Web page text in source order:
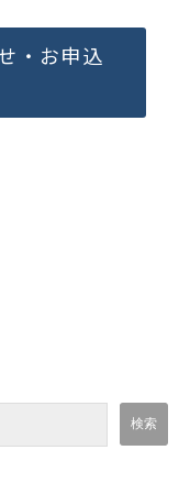
・お申込